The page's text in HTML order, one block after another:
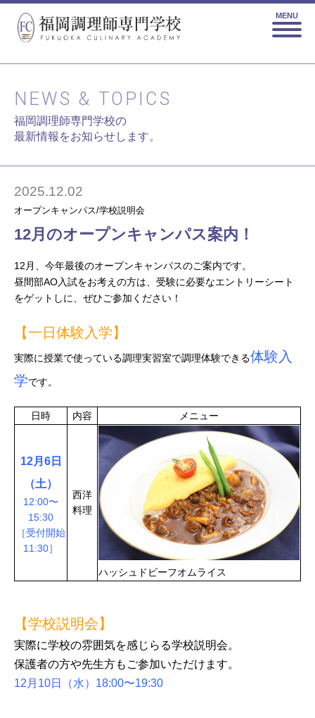
MENU
NEWS & TOPICS
福岡調理師専門学校の
最新情報をお知らせします。
2025.12.02
オープンキャンパス/学校説明会
12月のオープンキャンパス案内！
12月、今年最後のオープンキャンパスのご案内です。
昼間部AO入試をお考えの方は、受験に必要なエントリーシート
をゲットしに、ぜひご参加ください！
【一日体験入学】
実際に授業で使っている調理実習室で調理体験できる体験入
学です。
日時 内容 メニュー
12月6日
（土）
12:00〜
15:30
［受付開始
11:30］
西洋
料理
ハッシュドビーフオムライス
【学校説明会】
実際に学校の雰囲気を感じらる学校説明会。
保護者の方や先生方もご参加いただけます。
12月10日（水）18:00〜19:30